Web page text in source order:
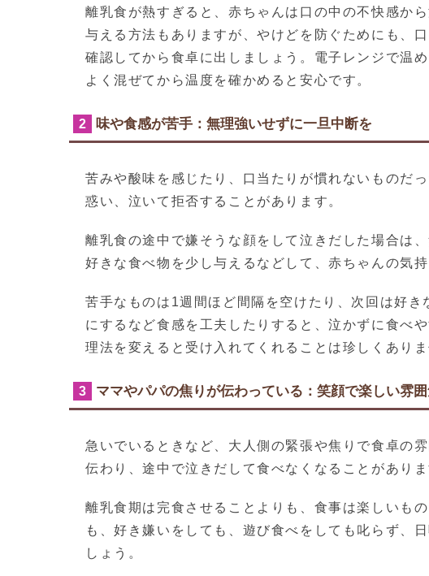
離乳食が熱すぎると、赤ちゃんは口の中の不快感か
与える方法もありますが、やけどを防ぐためにも、
確認してから食卓に出しましょう。電子レンジで温
よく混ぜてから温度を確かめると安心です。
2 味や食感が苦手：無理強いせずに一旦中断を
苦みや酸味を感じたり、口当たりが慣れないものだ
惑い、泣いて拒否することがあります。
離乳食の途中で嫌そうな顔をして泣きだした場合は
好きな食べ物を少し与えるなどして、赤ちゃんの気
苦手なものは1週間ほど間隔を空けたり、次回は好
にするなど食感を工夫したりすると、泣かずに食べ
理法を変えると受け入れてくれることは珍しくありま
3 ママやパパの焦りが伝わっている：笑顔で楽しい雰
急いでいるときなど、大人側の緊張や焦りで食卓の
伝わり、途中で泣きだして食べなくなることがありま
離乳食期は完食させることよりも、食事は楽しいも
も、好き嫌いをしても、遊び食べをしても叱らず、
しょう。